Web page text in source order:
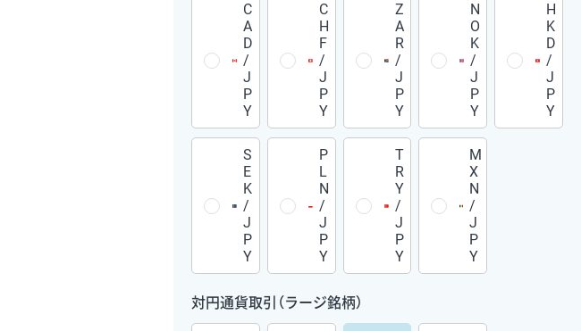
C
A
D
/
J
P
Y
C
H
F
/
J
P
Y
Z
A
R
/
J
P
Y
N
O
K
/
J
P
Y
H
K
D
/
J
P
Y
S
E
K
/
J
P
Y
P
L
N
/
J
P
Y
T
R
Y
/
J
P
Y
M
X
N
/
J
P
Y
対円通貨取引（ラージ銘柄）